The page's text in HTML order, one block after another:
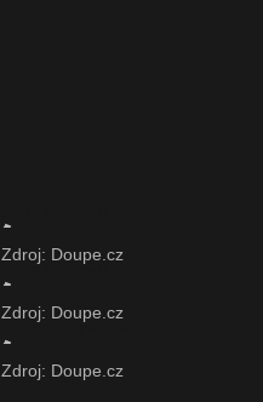
Zdroj: Doupe.cz
Zdroj: Doupe.cz
Zdroj: Doupe.cz